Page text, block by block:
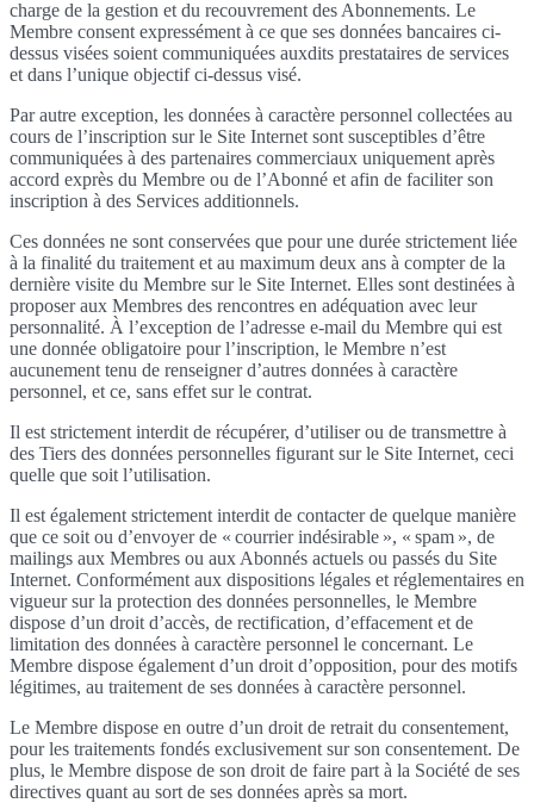
charge de la gestion et du recouvrement des Abonnements. Le
Membre consent expressément à ce que ses données bancaires ci-
dessus visées soient communiquées auxdits prestataires de services
et dans l’unique objectif ci-dessus visé.
Par autre exception, les données à caractère personnel collectées au
cours de l’inscription sur le Site Internet sont susceptibles d’être
communiquées à des partenaires commerciaux uniquement après
accord exprès du Membre ou de l’Abonné et afin de faciliter son
inscription à des Services additionnels.
Ces données ne sont conservées que pour une durée strictement liée
à la finalité du traitement et au maximum deux ans à compter de la
dernière visite du Membre sur le Site Internet. Elles sont destinées à
proposer aux Membres des rencontres en adéquation avec leur
personnalité. À l’exception de l’adresse e-mail du Membre qui est
une donnée obligatoire pour l’inscription, le Membre n’est
aucunement tenu de renseigner d’autres données à caractère
personnel, et ce, sans effet sur le contrat.
Il est strictement interdit de récupérer, d’utiliser ou de transmettre à
des Tiers des données personnelles figurant sur le Site Internet, ceci
quelle que soit l’utilisation.
Il est également strictement interdit de contacter de quelque manière
que ce soit ou d’envoyer de « courrier indésirable », « spam », de
mailings aux Membres ou aux Abonnés actuels ou passés du Site
Internet. Conformément aux dispositions légales et réglementaires en
vigueur sur la protection des données personnelles, le Membre
dispose d’un droit d’accès, de rectification, d’effacement et de
limitation des données à caractère personnel le concernant. Le
Membre dispose également d’un droit d’opposition, pour des motifs
légitimes, au traitement de ses données à caractère personnel.
Le Membre dispose en outre d’un droit de retrait du consentement,
pour les traitements fondés exclusivement sur son consentement. De
plus, le Membre dispose de son droit de faire part à la Société de ses
directives quant au sort de ses données après sa mort.